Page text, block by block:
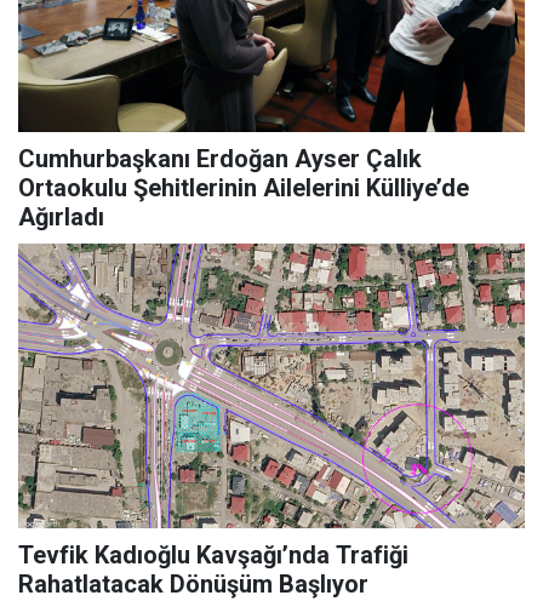
Cumhurbaşkanı Erdoğan Ayser Çalık
Ortaokulu Şehitlerinin Ailelerini Külliye’de
Ağırladı
Tevfik Kadıoğlu Kavşağı’nda Trafiği
Rahatlatacak Dönüşüm Başlıyor